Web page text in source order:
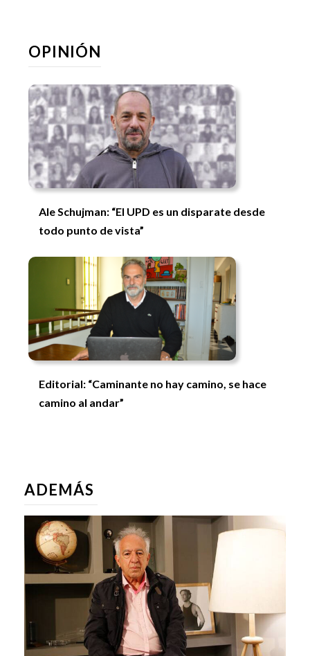
OPINIÓN
Ale Schujman: “El UPD es un disparate desde
todo punto de vista”
Editorial: “Caminante no hay camino, se hace
camino al andar”
ADEMÁS